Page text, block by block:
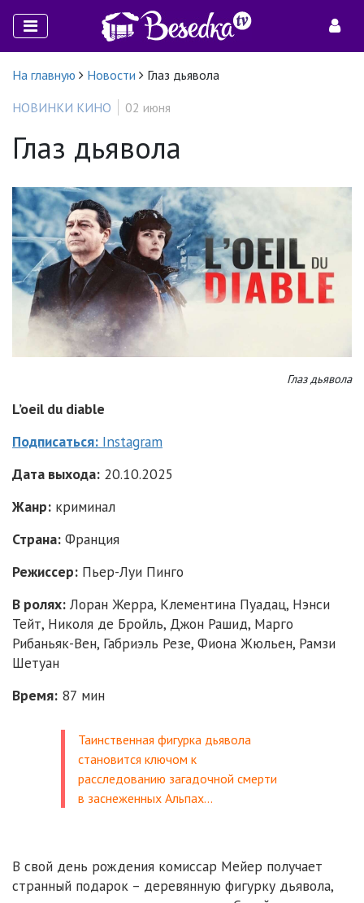
На главную Новости
Глаз дьявола
НОВИНКИ КИНО
02 июня
Глаз дьявола
Глаз дьявола
L’oeil du diable
Подписаться: Instagram
Дата выхода: 20.10.2025
Жанр: криминал
Страна: Франция
Режиссер: Пьер-Луи Пинго
В ролях: Лоран Жерра, Клементина Пуадац, Нэнси
Тейт, Николя де Бройль, Джон Рашид, Марго
Рибаньяк-Вен, Габриэль Резе, Фиона Жюльен, Рамзи
Шетуан
Время: 87 мин
Таинственная фигурка дьявола
становится ключом к
расследованию загадочной смерти
в заснеженных Альпах…
В свой день рождения комиссар Мейер получает
странный подарок – деревянную фигурку дьявола,